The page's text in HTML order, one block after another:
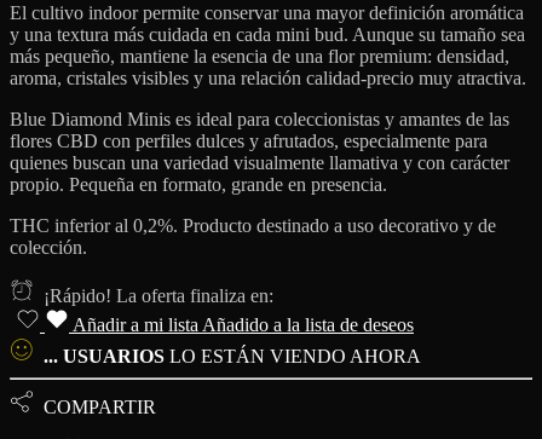
El cultivo indoor permite conservar una mayor definición aromática
y una textura más cuidada en cada mini bud. Aunque su tamaño sea
más pequeño, mantiene la esencia de una flor premium: densidad,
aroma, cristales visibles y una relación calidad-precio muy atractiva.
Blue Diamond Minis es ideal para coleccionistas y amantes de las
flores CBD con perfiles dulces y afrutados, especialmente para
quienes buscan una variedad visualmente llamativa y con carácter
propio. Pequeña en formato, grande en presencia.
THC inferior al 0,2%. Producto destinado a uso decorativo y de
colección.
¡Rápido! La oferta finaliza en:
Añadir a mi lista Añadido a la lista de deseos
... USUARIOS LO ESTÁN VIENDO AHORA
COMPARTIR